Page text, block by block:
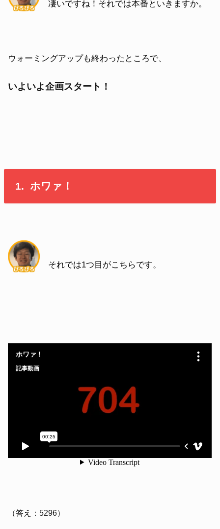
凄いですね！それでは本番といきますか。
ウォーミングアップも終わったところで、
いよいよ企画スタート！
1. ホワァ！
それでは1つ目がこちらです。
（答え：5296）